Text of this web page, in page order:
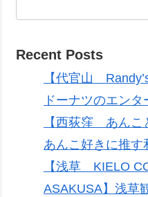
Recent Posts
【代官山
ドーナツのエンタ
【西荻窪 あんこ
あんこ好きに推す
【浅草 KIELO
ASAKUSA】浅草